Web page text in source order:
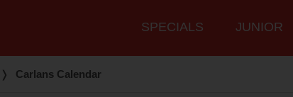
Hauptmenü
SPECIALS JUNIOR
❭ Carlans Calendar